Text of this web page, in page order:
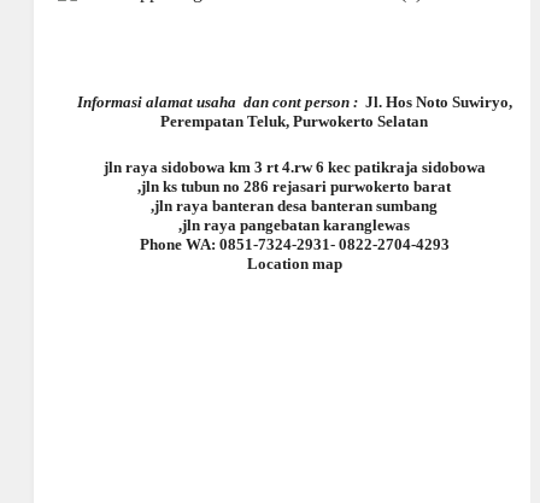
Informasi alamat usaha dan cont person : Jl. Hos Noto Suwiryo,
Perempatan Teluk, Purwokerto Selatan
jln raya sidobowa km 3 rt 4.rw 6 kec patikraja sidobowa
,jln ks tubun no 286 rejasari purwokerto barat
,jln raya banteran desa banteran sumbang
,jln raya pangebatan karanglewas
Phone WA: 0851-7324-2931- 0822-2704-4293
Location map